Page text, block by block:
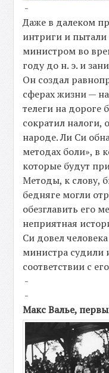
-
Даже в далеком
интриги и
министром во
году до н. э. и
Он создал
сферах жизни —
телеги на дороге
сократил налоги,
народе. Ли Си
методах боли», в
которые будут
Методы, к слову,
бедняге могли
обезглавить его
неприятная
Си довел
министра судили
соответствии с
-
-
Макс Валье,